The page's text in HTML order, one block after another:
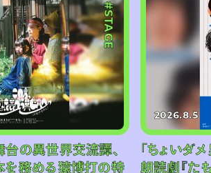
#STAGE
の異世界交流譚、
を務める猿博打の特
2026.8.5
「ちょいダ
朗読劇『た